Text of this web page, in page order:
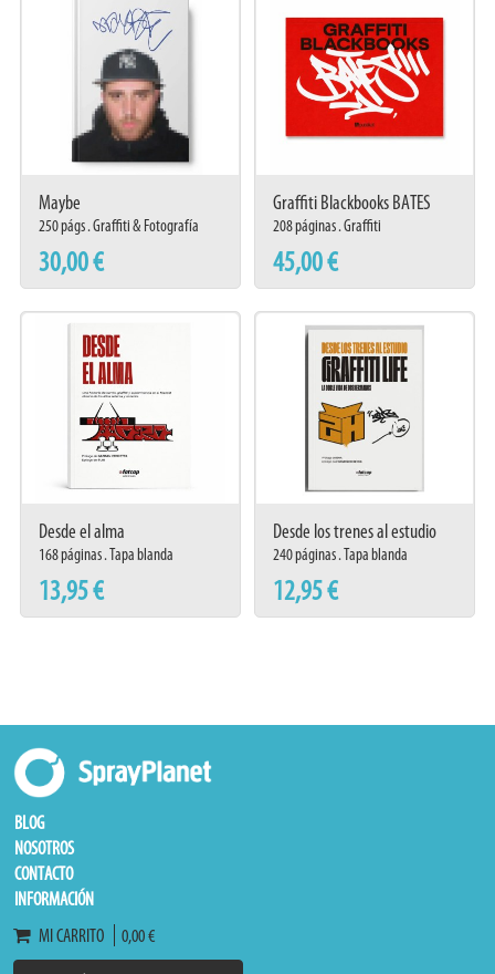
Maybe
250 págs . Graffiti & Fotografía
30,00 €
Graffiti Blackbooks BATES
208 páginas . Graffiti
45,00 €
Desde el alma
168 páginas . Tapa blanda
13,95 €
Desde los trenes al estudio
240 páginas . Tapa blanda
12,95 €
BLOG
NOSOTROS
CONTACTO
INFORMACIÓN
MI CARRITO
0,00 €